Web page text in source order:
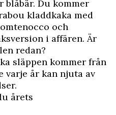
blåbär. Du kommer
kladdkaka med
och
i affären. Är
redan?
släppen kommer från
varje år kan njuta av
årets